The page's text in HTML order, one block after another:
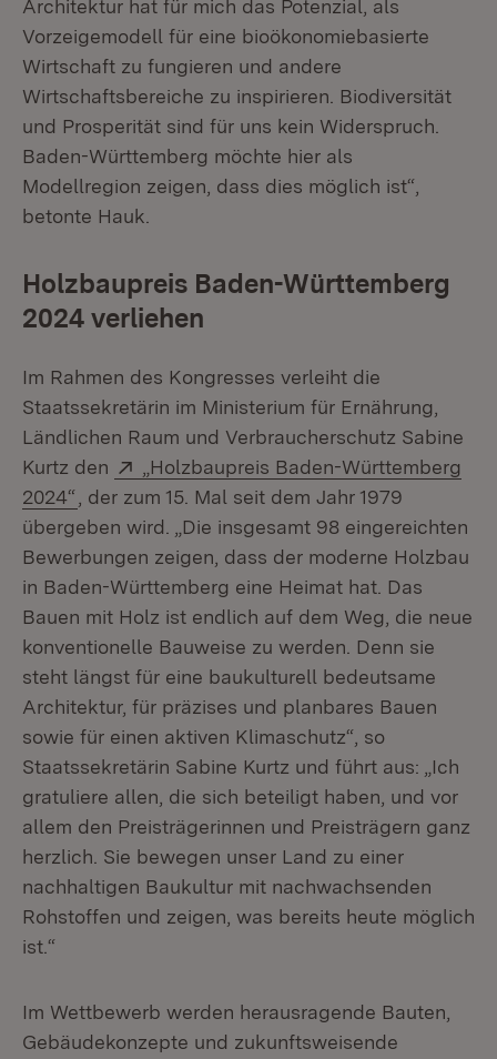
Architektur hat für mich das Potenzial, als
Vorzeigemodell für eine bioökonomiebasierte
Wirtschaft zu fungieren und andere
Wirtschaftsbereiche zu inspirieren. Biodiversität
und Prosperität sind für uns kein Widerspruch.
Baden-Württemberg möchte hier als
Modellregion zeigen, dass dies möglich ist“,
betonte Hauk.
Holzbaupreis Baden-Württemberg
2024 verliehen
Im Rahmen des Kongresses verleiht die
Staatssekretärin im Ministerium für Ernährung,
Ländlichen Raum und Verbraucherschutz Sabine
Kurtz den
Extern:
„Holzbaupreis Baden-Württemberg
2024“ (Öffnet in neuem Fenster)
, der zum 15. Mal seit dem Jahr 1979
übergeben wird. „Die insgesamt 98 eingereichten
Bewerbungen zeigen, dass der moderne Holzbau
in Baden-Württemberg eine Heimat hat. Das
Bauen mit Holz ist endlich auf dem Weg, die neue
konventionelle Bauweise zu werden. Denn sie
steht längst für eine baukulturell bedeutsame
Architektur, für präzises und planbares Bauen
sowie für einen aktiven Klimaschutz“, so
Staatssekretärin Sabine Kurtz und führt aus: „Ich
gratuliere allen, die sich beteiligt haben, und vor
allem den Preisträgerinnen und Preisträgern ganz
herzlich. Sie bewegen unser Land zu einer
nachhaltigen Baukultur mit nachwachsenden
Rohstoffen und zeigen, was bereits heute möglich
ist.“
Im Wettbewerb werden herausragende Bauten,
Gebäudekonzepte und zukunftsweisende